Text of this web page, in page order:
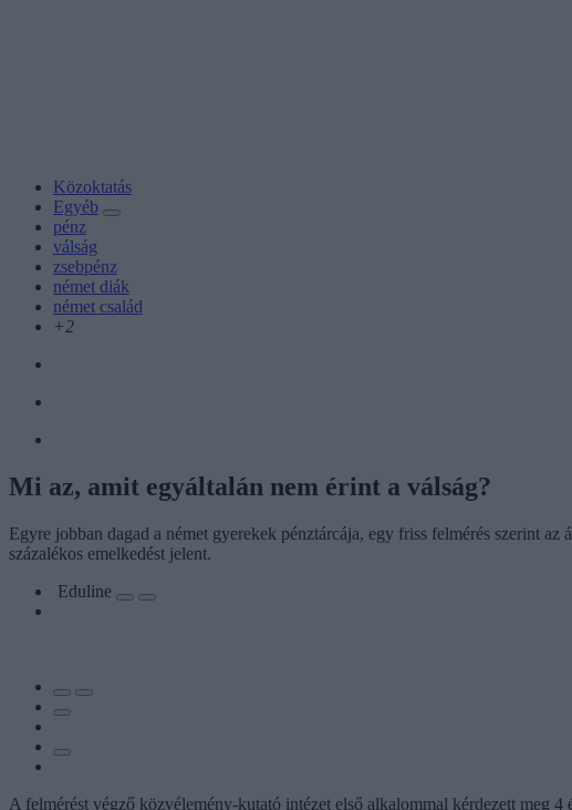
Közoktatás
Egyéb
pénz
válság
zsebpénz
német diák
német család
+2
Mi az, amit egyáltalán nem érint a válság?
Egyre jobban dagad a német gyerekek pénztárcája, egy friss felmérés szerint
százalékos emelkedést jelent.
Eduline
A felmérést végző közvélemény-kutató intézet első alkalommal kérdezett meg